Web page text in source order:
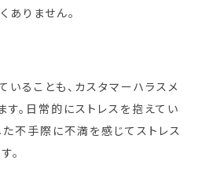
ありません。
ることも、カスタマーハラスメ
す。日常的にストレスを抱えてい
た不手際に不満を感じてストレス
。